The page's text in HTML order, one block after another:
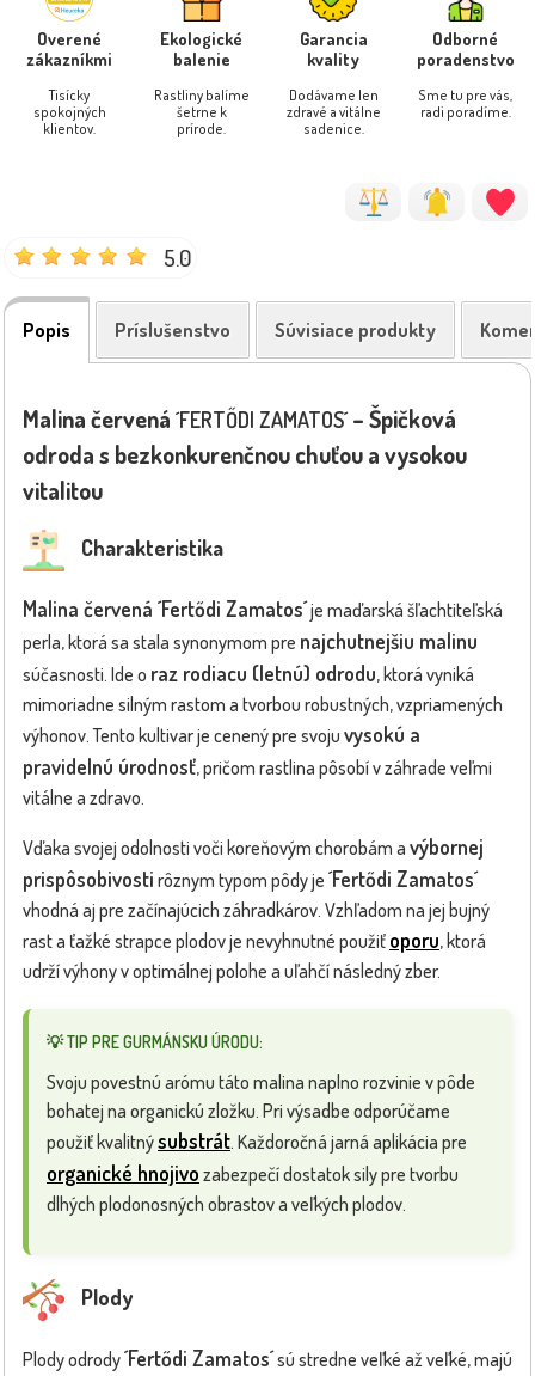
Overené
zákazníkmi
Tisícky
spokojných
klientov.
Ekologické
balenie
Rastliny balíme
šetrne k
prírode.
Garancia
kvality
Dodávame len
zdravé a vitálne
sadenice.
Odborné
poradenstvo
Sme tu pre vás,
radi poradíme.
5.0
Popis Príslušenstvo Súvisiace produkty
Malina červená ´FERTŐDI ZAMATOS´– Špičková
odroda s bezkonkurenčnou chuťou a vysokou
vitalitou
Charakteristika
Malina červená ´Fertődi Zamatos´je maďarská šľachtiteľská
perla, ktorá sa stala synonymom pre najchutnejšiu malinu
súčasnosti. Ide o raz rodiacu (letnú) odrodu, ktorá vyniká
mimoriadne silným rastom a tvorbou robustných, vzpriamených
výhonov. Tento kultivar je cenený pre svoju vysokú a
pravidelnú úrodnosť, pričom rastlina pôsobí v záhrade veľmi
vitálne a zdravo.
Vďaka svojej odolnosti voči koreňovým chorobám a výbornej
prispôsobivosti rôznym typom pôdy je ´Fertődi Zamatos´
vhodná aj pre začínajúcich záhradkárov. Vzhľadom na jej bujný
rast a ťažké strapce plodov je nevyhnutné použiť oporu, ktorá
udrží výhony v optimálnej polohe a uľahčí následný zber.
💡 TIP PRE GURMÁNSKU ÚRODU:
Svoju povestnú arómu táto malina naplno rozvinie v pôde
bohatej na organickú zložku. Pri výsadbe odporúčame
použiť kvalitnýsubstrát. Každoročná jarná aplikácia pre
organické hnojivo zabezpečí dostatok sily pre tvorbu
dlhých plodonosných obrastov a veľkých plodov.
Plody
Plody odrody´Fertődi Zamatos´sú stredne veľké až veľké, majú